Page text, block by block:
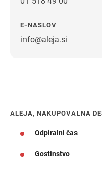
E-NASLOV
info@aleja.si
ALEJA, NAKUPOVALNA
Odpiralni čas
Gostinstvo